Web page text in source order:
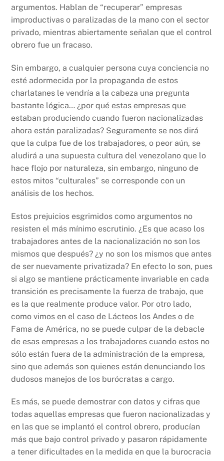
argumentos. Hablan de “recuperar” empresas
improductivas o paralizadas de la mano con el sector
privado, mientras abiertamente señalan que el control
obrero fue un fracaso.
Sin embargo, a cualquier persona cuya conciencia no
esté adormecida por la propaganda de estos
charlatanes le vendría a la cabeza una pregunta
bastante lógica… ¿por qué estas empresas que
estaban produciendo cuando fueron nacionalizadas
ahora están paralizadas? Seguramente se nos dirá
que la culpa fue de los trabajadores, o peor aún, se
aludirá a una supuesta cultura del venezolano que lo
hace flojo por naturaleza, sin embargo, ninguno de
estos mitos “culturales” se corresponde con un
análisis de los hechos.
Estos prejuicios esgrimidos como argumentos no
resisten el más mínimo escrutinio. ¿Es que acaso los
trabajadores antes de la nacionalización no son los
mismos que después? ¿y no son los mismos que antes
de ser nuevamente privatizada? En efecto lo son, pues
si algo se mantiene prácticamente invariable en cada
transición es precisamente la fuerza de trabajo, que
es la que realmente produce valor. Por otro lado,
como vimos en el caso de Lácteos los Andes o de
Fama de América, no se puede culpar de la debacle
de esas empresas a los trabajadores cuando estos no
sólo están fuera de la administración de la empresa,
sino que además son quienes están denunciando los
dudosos manejos de los burócratas a cargo.
Es más, se puede demostrar con datos y cifras que
todas aquellas empresas que fueron nacionalizadas y
en las que se implantó el control obrero, producían
más que bajo control privado y pasaron rápidamente
a tener dificultades en la medida en que la burocracia